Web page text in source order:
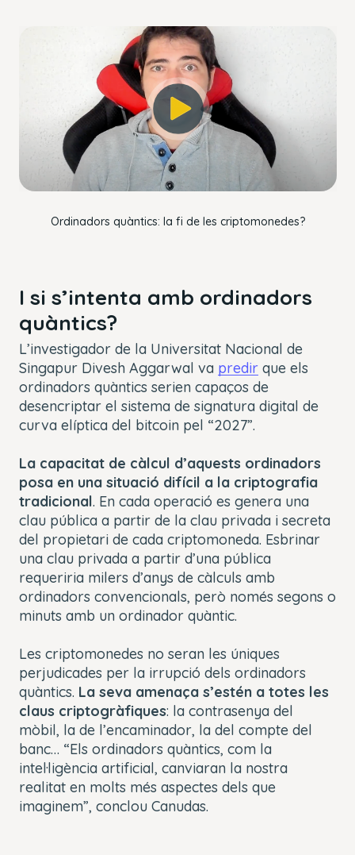
Ordinadors quàntics: la fi de les criptomonedes?
The Video Cloud account was not found.
VIDEO_CLOUD_ERR_ACCOUNT_NOT_FOUND
2026-08-08:4a88179423171da05964b061Player Element ID:
player_6298832316001
OK
I si s’intenta amb ordinadors
quàntics?
L’investigador de la Universitat Nacional de
Singapur Divesh Aggarwal va predir que els
ordinadors quàntics serien capaços de
desencriptar el sistema de signatura digital de
curva elíptica del bitcoin pel “2027”.
La capacitat de càlcul d’aquests ordinadors
posa en una situació difícil a la criptografia
tradicional. En cada operació es genera una
clau pública a partir de la clau privada i secreta
del propietari de cada criptomoneda. Esbrinar
una clau privada a partir d’una pública
requeriria milers d’anys de càlculs amb
ordinadors convencionals, però només segons o
minuts amb un ordinador quàntic.
Les criptomonedes no seran les úniques
perjudicades per la irrupció dels ordinadors
quàntics. La seva amenaça s’estén a totes les
claus criptogràfiques: la contrasenya del
mòbil, la de l’encaminador, la del compte del
banc… “Els ordinadors quàntics, com la
intel·ligència artificial, canviaran la nostra
realitat en molts més aspectes dels que
imaginem”, conclou Canudas.